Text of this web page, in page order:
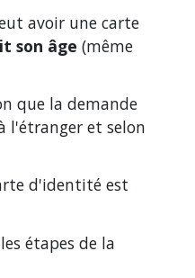
avoir une carte
son âge (même
que la demande
l'étranger et selon
d'identité est
étapes de la